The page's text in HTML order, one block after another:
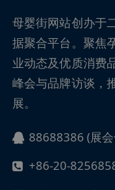
母婴街网站创办于
据聚合平台。聚焦
业动态及优质消费
峰会与品牌访谈，
展。
88688386 (展
+86-20-